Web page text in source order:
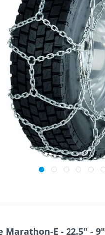
Marathon-E - 22.5" - 9"